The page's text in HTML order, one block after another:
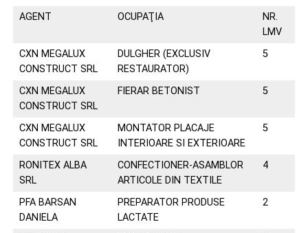
AGENT OCUPAŢIA
NR.
LMV
CXN MEGALUX
CONSTRUCT SRL
DULGHER (EXCLUSIV
RESTAURATOR)
5
CXN MEGALUX
CONSTRUCT SRL
FIERAR BETONIST 5
CXN MEGALUX
CONSTRUCT SRL
MONTATOR PLACAJE
INTERIOARE SI EXTERIOARE
5
RONITEX ALBA
SRL
CONFECTIONER-ASAMBLOR
ARTICOLE DIN TEXTILE
4
PFA BARSAN
DANIELA
PREPARATOR PRODUSE
LACTATE
2